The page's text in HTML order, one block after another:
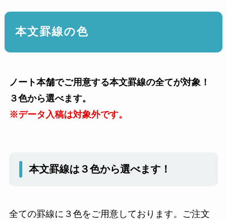
本文罫線の色
ノート本舗でご用意する本文罫線の全てが対象！
３色から選べます。
※データ入稿は対象外です。
本文罫線は３色から選べます！
全ての罫線に３色をご用意しております。ご注文